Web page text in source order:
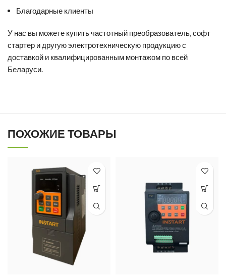
Благодарные клиенты
У нас вы можете купить частотный преобразователь,софт
стартер и другую электротехническую продукцию с
доставкой и квалифицированным монтажом по всей
Беларуси.
ПОХОЖИЕ ТОВАРЫ